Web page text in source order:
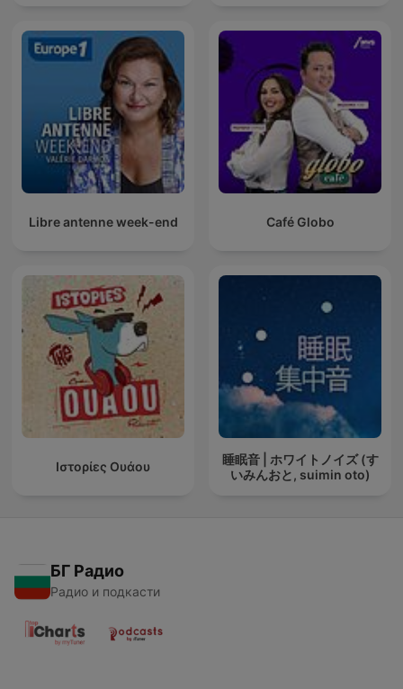
Libre antenne week-end Café Globo
Ιστορίες Ουάου
睡眠音 | ホワイトノイズ (す
いみんおと, suimin oto)
БГ Радио
Радио и подкасти